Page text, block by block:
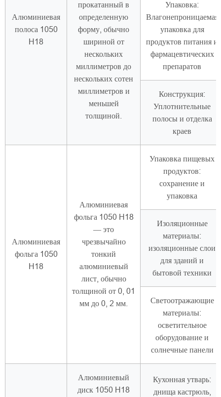
Алюминиевая
полоса 1050
H18
прокатанный в
определенную
форму, обычно
шириной от
нескольких
миллиметров до
нескольких сотен
миллиметров и
меньшей
толщиной.
Упаковка:
Влагонепроницаемая
упаковка для
продуктов питания и
фармацевтических
препаратов
Конструкция:
Уплотнительные
полосы и отделка
краев
Алюминиевая
фольга 1050
H18
Алюминиевая
фольга 1050 H18
— это
чрезвычайно
тонкий
алюминиевый
лист, обычно
толщиной от 0, 01
мм до 0, 2 мм.
Упаковка пищевых
продуктов:
сохранение и
упаковка
Изоляционные
материалы:
изоляционные слои
для зданий и
бытовой техники
Светоотражающие
материалы:
осветительное
оборудование и
солнечные панели
Алюминиевый
диск 1050 H18
Кухонная утварь:
днища кастрюль,